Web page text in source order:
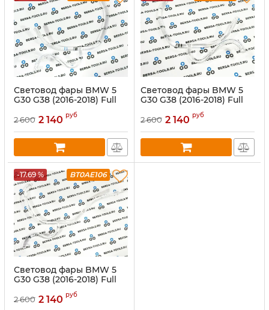
Световод фары BMW 5
G30 G38 (2016-2018) Full
LED Adaptive левый
внешний
2 600 2 140 руб
Световод фары BMW 5
G30 G38 (2016-2018) Full
LED Adaptive правый
внешний
2 600 2 140 руб
-17.69 % BT0AE106
Световод фары BMW 5
G30 G38 (2016-2018) Full
LED Adaptive правый
внутренний
2 600 2 140 руб